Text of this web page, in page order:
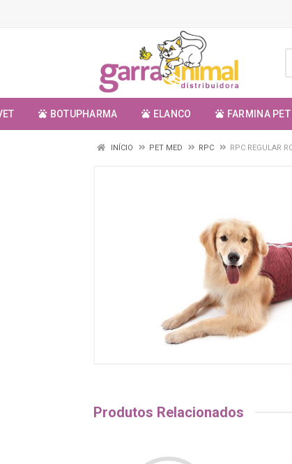
BOTUPHARMA ELANCO FARMINA
INÍCIO PET MED RPC RPC REGULAR
Produtos Relacionados